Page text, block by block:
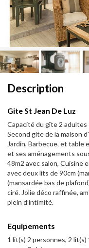
Description
Gite St Jean De Luz
Capacité du gîte 2
Second gite de la maison
Jardin, Barbecue, et table
et ses aménagements
48m2 avec salon, Cuisine
avec deux lits de 90cm
(mansardée bas de
ciré. Jolie déco raffinée,
plein d’intimité.​
Equipements
1 lit(s) 2 personnes, 2 lit(s)